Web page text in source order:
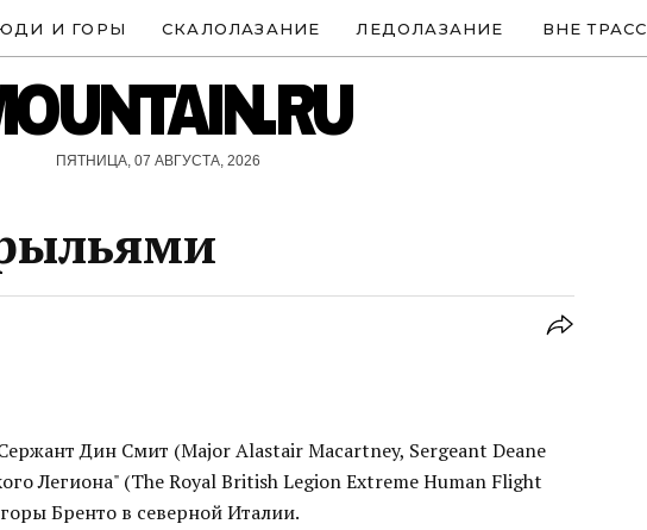
И ГОРЫ СКАЛОЛАЗАНИЕ ЛЕДОЛАЗАНИЕ ВНЕ ТРАСС
ПЯТНИЦА, 07 АВГУСТА, 2026
Дин Смит (Major Alastair Macartney, Sergeant Deane
Легиона" (The Royal British Legion Extreme Human Flight
Бренто в северной Италии.